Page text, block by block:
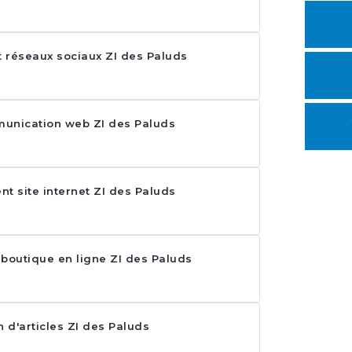
sociaux ZI des Paluds
web ZI des Paluds
site internet ZI des Paluds
en ligne ZI des Paluds
d'articles ZI des Paluds